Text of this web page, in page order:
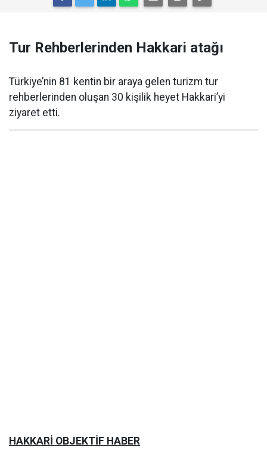
Tur Rehberlerinden Hakkari atağı
Türkiye’nin 81 kentin bir araya gelen turizm tur
rehberlerinden oluşan 30 kişilik heyet Hakkari’yi
ziyaret etti.
HAKKARİ OBJEKTİF HABER